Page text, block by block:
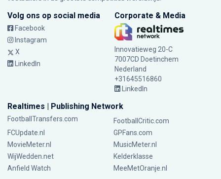
Volg ons op social media
Facebook
Instagram
X
LinkedIn
Corporate & Media
Innovatieweg 20-C
7007CD Doetinchem
Nederland
+31645516860
LinkedIn
Realtimes | Publishing Network
FootballTransfers.com
FootballCritic.com
FCUpdate.nl
GPFans.com
MovieMeter.nl
MusicMeter.nl
WijWedden.net
Kelderklasse
Anfield Watch
MeeMetOranje.nl